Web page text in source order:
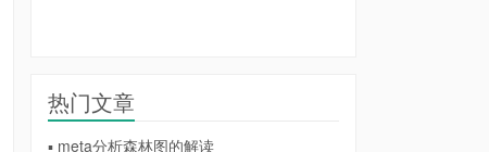
热门文章
▪ meta分析森林图的解读